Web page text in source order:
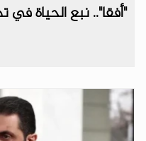
"أفقا".. نبع الحياة في